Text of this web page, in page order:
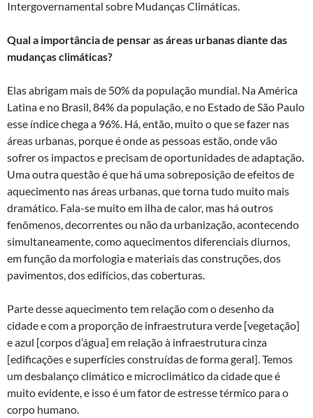
Intergovernamental sobre Mudanças Climáticas.
Qual a importância de pensar as áreas urbanas diante das
mudanças climáticas?
Elas abrigam mais de 50% da população mundial. Na América
Latina e no Brasil, 84% da população, e no Estado de São Paulo
esse índice chega a 96%. Há, então, muito o que se fazer nas
áreas urbanas, porque é onde as pessoas estão, onde vão
sofrer os impactos e precisam de oportunidades de adaptação.
Uma outra questão é que há uma sobreposição de efeitos de
aquecimento nas áreas urbanas, que torna tudo muito mais
dramático. Fala-se muito em ilha de calor, mas há outros
fenômenos, decorrentes ou não da urbanização, acontecendo
simultaneamente, como aquecimentos diferenciais diurnos,
em função da morfologia e materiais das construções, dos
pavimentos, dos edifícios, das coberturas.
Parte desse aquecimento tem relação com o desenho da
cidade e com a proporção de infraestrutura verde [vegetação]
e azul [corpos d’água] em relação à infraestrutura cinza
[edificações e superfícies construídas de forma geral]. Temos
um desbalanço climático e microclimático da cidade que é
muito evidente, e isso é um fator de estresse térmico para o
corpo humano.